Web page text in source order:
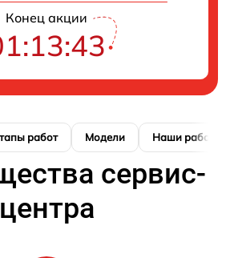
Конец акции
работ Модели Наши работы
сервис-
центра